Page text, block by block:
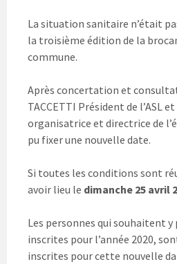
La situation sanitaire n’était
la troisième édition de la
commune.
Après concertation et
TACCETTI Président de l’ASL
organisatrice et directrice de
pu fixer une nouvelle date.
Si toutes les conditions sont
avoir lieu le dimanche 25 avril
Les personnes qui souhaitent
inscrites pour l’année 2020,
inscrites pour cette nouvelle